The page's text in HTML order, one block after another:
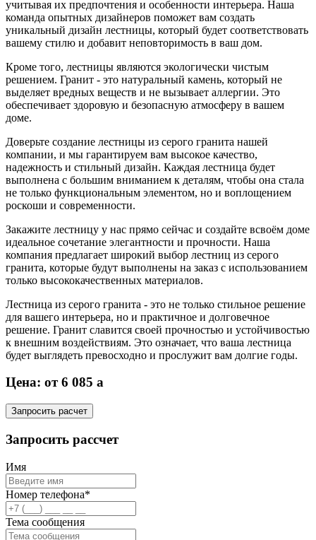
учитывая их предпочтения и особенности интерьера. Наша
команда опытных дизайнеров поможет вам создать
уникальный дизайн лестницы, который будет соответствовать
вашему стилю и добавит неповторимость в ваш дом.
Кроме того, лестницы являются экологически чистым
решением. Гранит - это натуральный камень, который не
выделяет вредных веществ и не вызывает аллергии. Это
обеспечивает здоровую и безопасную атмосферу в вашем
доме.
Доверьте создание лестницы из серого гранита нашей
компании, и мы гарантируем вам высокое качество,
надежность и стильный дизайн. Каждая лестница будет
выполнена с большим вниманием к деталям, чтобы она стала
не только функциональным элементом, но и воплощением
роскоши и современности.
Закажите лестницу у нас прямо сейчас и создайте всвоём доме
идеальное сочетание элегантности и прочности. Наша
компания предлагает широкий выбор лестниц из серого
гранита, которые будут выполнены на заказ с использованием
только высококачественных материалов.
Лестница из серого гранита - это не только стильное решение
для вашего интерьера, но и практичное и долговечное
решение. Гранит славится своей прочностью и устойчивостью
к внешним воздействиям. Это означает, что ваша лестница
будет выглядеть превосходно и прослужит вам долгие годы.
Цена: от 6 085 a
Запросить расчет
Запросить рассчет
Имя
Номер телефона*
Тема сообщения